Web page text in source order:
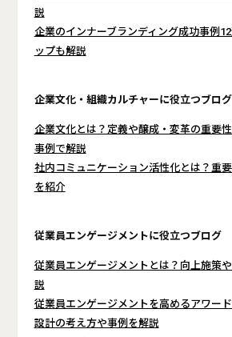
説
企業のインナーブランディング成功事例
ップも解説
企業文化・組織カルチャーに役立つブログ
企業文化とは？定義や醸成・変革の重要
事例で解説
社内コミュニケーション活性化とは？重
を紹介
従業員エンゲージメントに役立つブログ
従業員エンゲージメントとは？向上施策
説
従業員エンゲージメントを高めるアワー
設計の考え方や事例を解説